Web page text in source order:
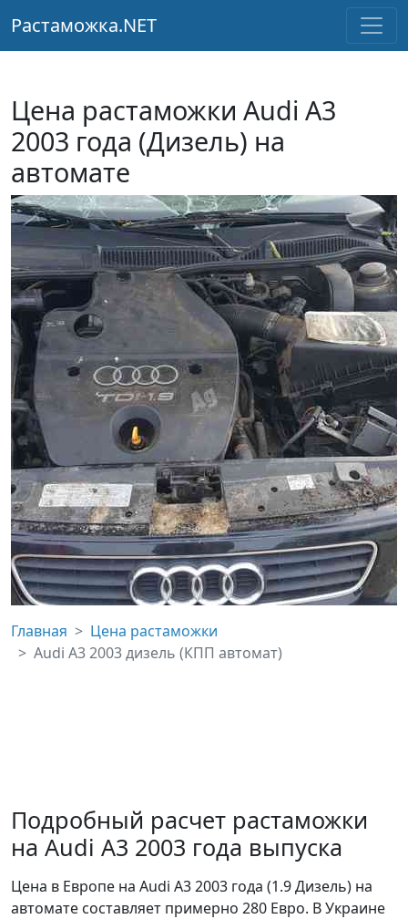
Растаможка.NET
Цена растаможки Audi A3
2003 года (Дизель) на
автомате
Главная
Цена растаможки
Audi A3 2003 дизель (КПП автомат)
Подробный расчет растаможки
на Audi A3 2003 года выпуска
Цена в Европе на Audi A3 2003 года (1.9 Дизель) на
автомате составляет примерно 280 Евро. В Украине